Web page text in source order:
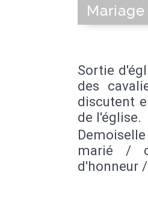
Sortie
des
discutent
de l'église.
marié /
d'honneur